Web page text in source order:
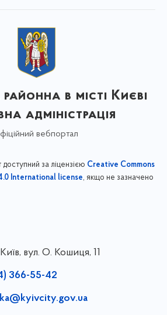
в місті Києві
адміністрація
вебпортал
доступний за ліцензією Creative Commons
International license, якщо не зазначено
вул. О. Кошиця, 11
366-55-42